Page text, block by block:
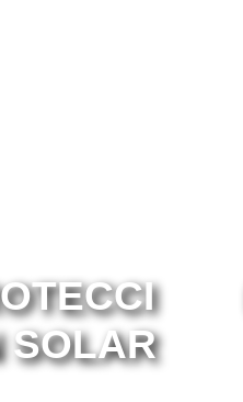
SOLAR